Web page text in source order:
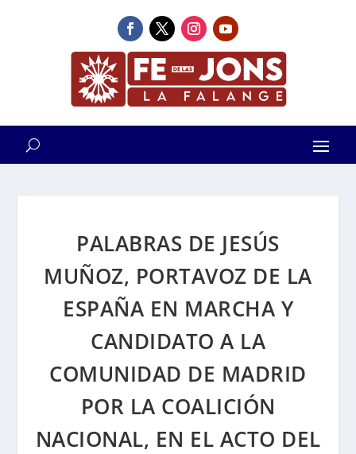
PALABRAS DE JESÚS
MUÑOZ, PORTAVOZ DE LA
ESPAÑA EN MARCHA Y
CANDIDATO A LA
COMUNIDAD DE MADRID
POR LA COALICIÓN
NACIONAL, EN EL ACTO DEL